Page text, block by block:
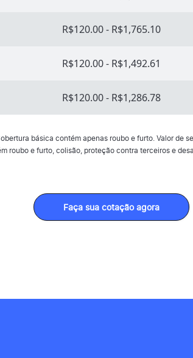
R$120.00 - R$1,765.10
R$120.00 - R$1,492.61
R$120.00 - R$1,286.78
básica contém apenas roubo e furto. Valor de
roubo e furto, colisão, proteção contra terceiros e
Faça sua cotação agora